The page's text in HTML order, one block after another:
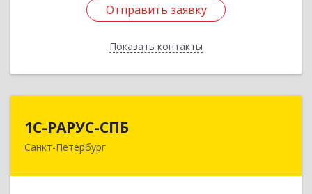
Отправить заявку
Показать контакты
Отправить заявку
Назад
1С-РАРУС-СПБ
Санкт-Петербург197022, Санкт-Петербург г, вн.тер.г.